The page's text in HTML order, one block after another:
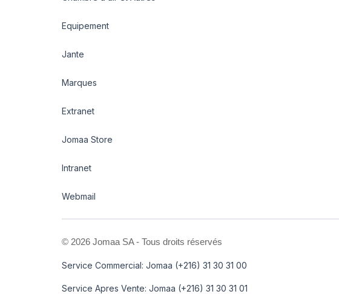
Equipement
Jante
Marques
Extranet
Jomaa Store
Intranet
Webmail
© 2026 Jomaa SA - Tous droits réservés
Service Commercial: Jomaa (+216) 31 30 31 00
Service Apres Vente: Jomaa (+216) 31 30 31 01